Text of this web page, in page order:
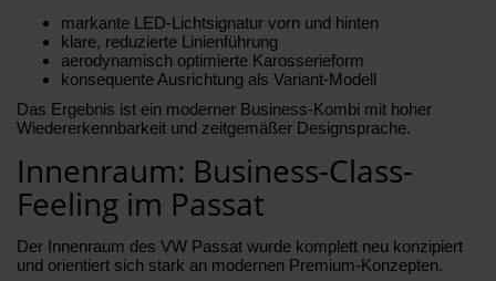
markante LED-Lichtsignatur vorn und hinten
klare, reduzierte Linienführung
aerodynamisch optimierte Karosserieform
konsequente Ausrichtung als Variant-Modell
Das Ergebnis ist ein moderner Business-Kombi mit hoher
Wiedererkennbarkeit und zeitgemäßer Designsprache.
Innenraum: Business-Class-
Feeling im Passat
Der Innenraum des VW Passat wurde komplett neu konzipiert
und orientiert sich stark an modernen Premium-Konzepten.